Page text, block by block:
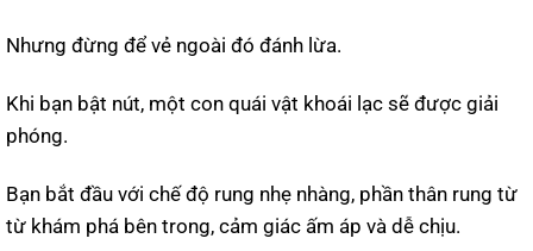
Nhưng đừng để vẻ ngoài đó đánh lừa.
Khi bạn bật nút, một con quái vật khoái lạc sẽ được giải
phóng.
Bạn bắt đầu với chế độ rung nhẹ nhàng, phần thân rung từ
từ khám phá bên trong, cảm giác ấm áp và dễ chịu.